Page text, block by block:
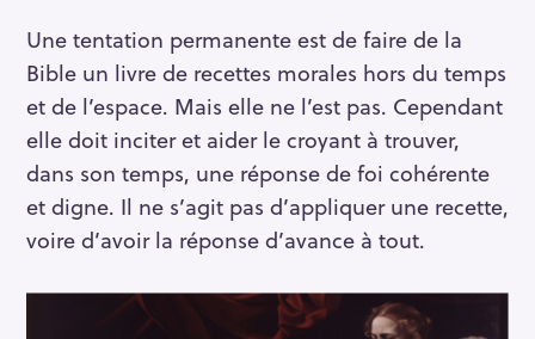
Une tentation permanente est de faire de la
Bible un livre de recettes morales hors du temps
et de l’espace. Mais elle ne l’est pas. Cependant
elle doit inciter et aider le croyant à trouver,
dans son temps, une réponse de foi cohérente
et digne. Il ne s’agit pas d’appliquer une recette,
voire d’avoir la réponse d’avance à tout.